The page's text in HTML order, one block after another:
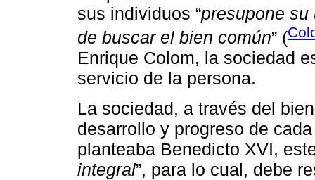
sus individuos “presupone su
de buscar el bien común” (
Enrique Colom, la sociedad
servicio de la persona.
La sociedad, a través del
desarrollo y progreso de
planteaba Benedicto XVI,
integral”, para lo cual, debe